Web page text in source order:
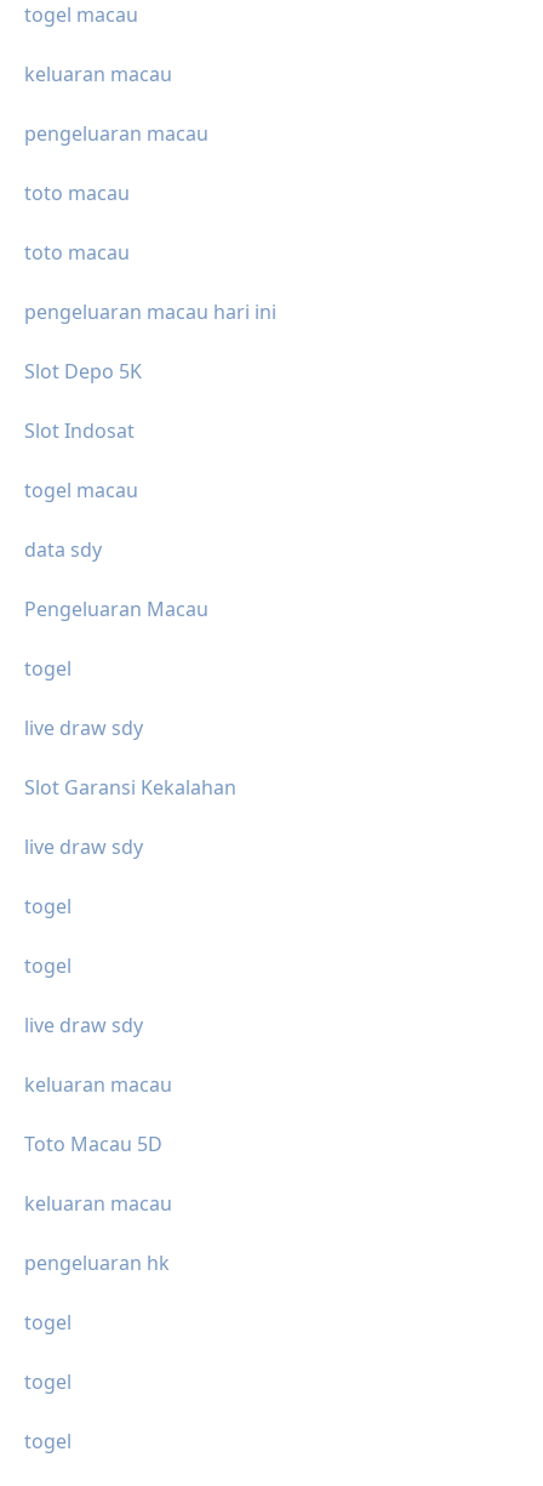
togel macau
keluaran macau
pengeluaran macau
toto macau
toto macau
pengeluaran macau hari ini
Slot Depo 5K
Slot Indosat
togel macau
data sdy
Pengeluaran Macau
togel
live draw sdy
Slot Garansi Kekalahan
live draw sdy
togel
togel
live draw sdy
keluaran macau
Toto Macau 5D
keluaran macau
pengeluaran hk
togel
togel
togel